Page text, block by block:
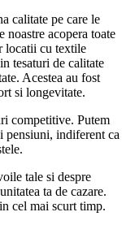
calitate pe care le
noastre acopera toate
locatii cu textile
tesaturi de calitate
Acestea au fost
si longevitate.
competitive. Putem
pensiuni, indiferent ca
tale si despre
ta de cazare.
cel mai scurt timp.